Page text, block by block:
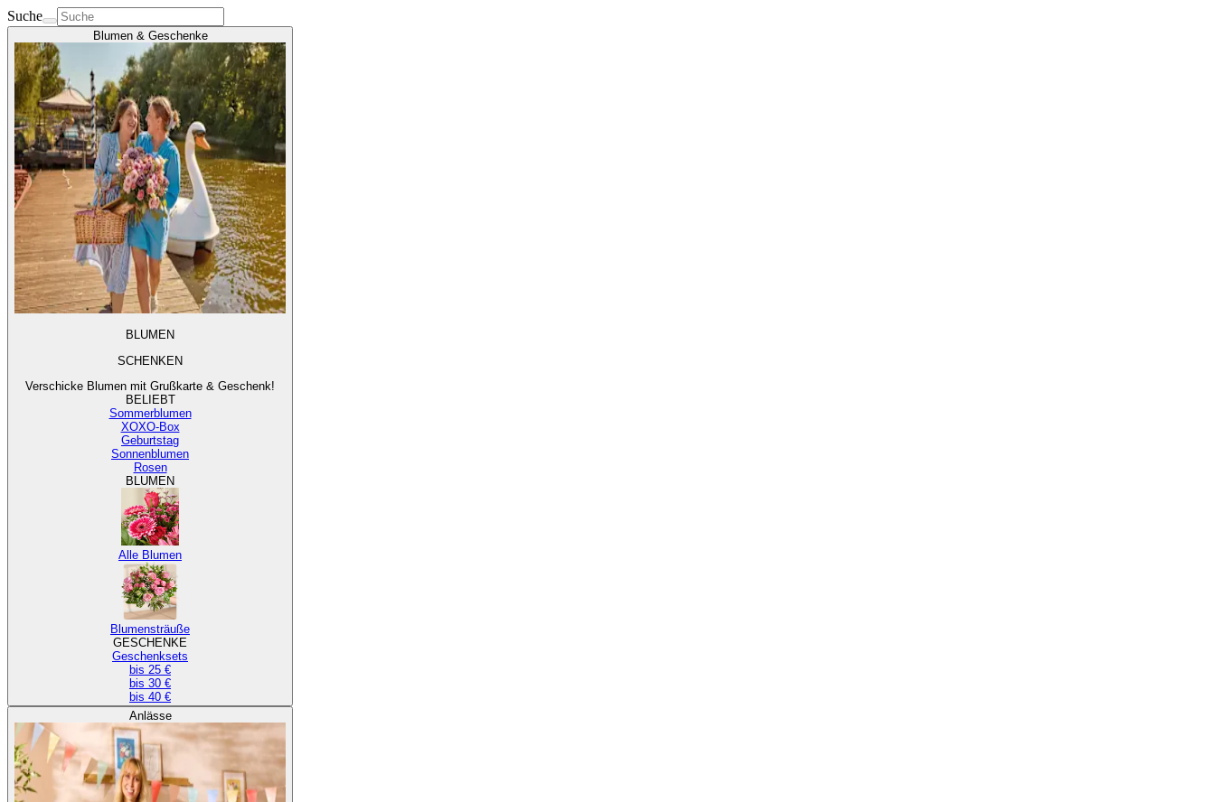
Suche
Blumen & Geschenke
BLUMEN
SCHENKEN
Verschicke Blumen mit Grußkarte & Geschenk!
BELIEBT
Sommerblumen
XOXO-Box
Geburtstag
Sonnenblumen
Rosen
BLUMEN
Alle Blumen
Blumensträuße
GESCHENKE
Geschenksets
bis 25 €
bis 30 €
bis 40 €
Anlässe